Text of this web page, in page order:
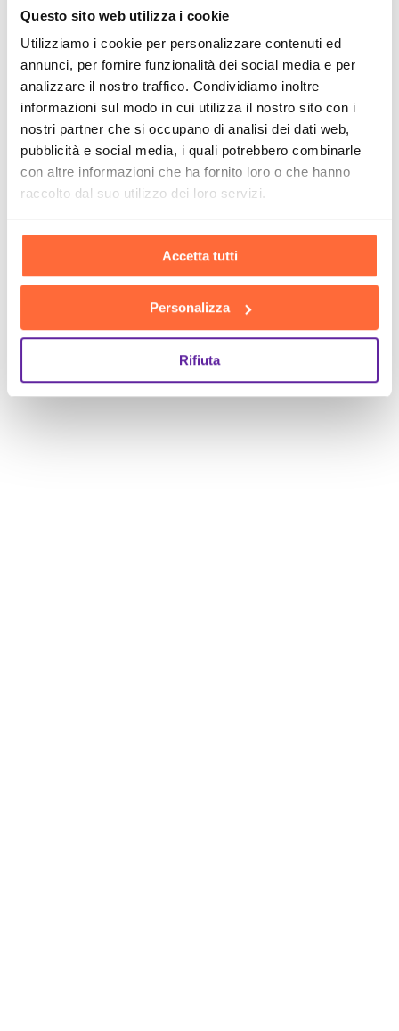
Questo sito web utilizza i cookie
Utilizziamo i cookie per personalizzare contenuti ed
annunci, per fornire funzionalità dei social media e per
analizzare il nostro traffico. Condividiamo inoltre
informazioni sul modo in cui utilizza il nostro sito con i
nostri partner che si occupano di analisi dei dati web,
pubblicità e social media, i quali potrebbero combinarle
con altre informazioni che ha fornito loro o che hanno
raccolto dal suo utilizzo dei loro servizi.
Accetta tutti
Personalizza
Rifiuta